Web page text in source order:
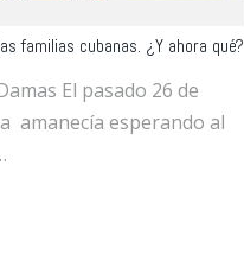
familias cubanas. ¿Y ahora qué?
El pasado 26 de
amanecía esperando al